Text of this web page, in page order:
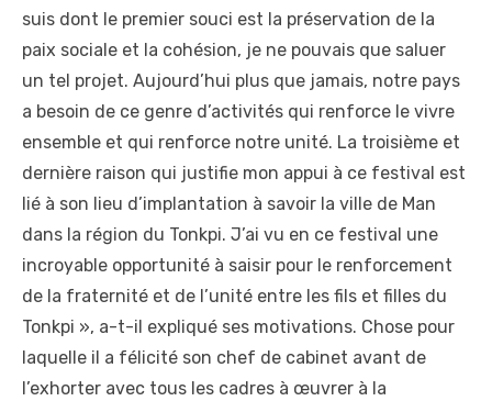
suis dont le premier souci est la préservation de la
paix sociale et la cohésion, je ne pouvais que saluer
un tel projet. Aujourd’hui plus que jamais, notre pays
a besoin de ce genre d’activités qui renforce le vivre
ensemble et qui renforce notre unité. La troisième et
dernière raison qui justifie mon appui à ce festival est
lié à son lieu d’implantation à savoir la ville de Man
dans la région du Tonkpi. J’ai vu en ce festival une
incroyable opportunité à saisir pour le renforcement
de la fraternité et de l’unité entre les fils et filles du
Tonkpi », a-t-il expliqué ses motivations. Chose pour
laquelle il a félicité son chef de cabinet avant de
l’exhorter avec tous les cadres à œuvrer à la